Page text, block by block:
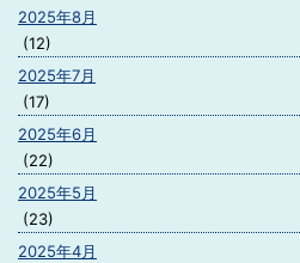
2025年8月
(12)
2025年7月
(17)
2025年6月
(22)
2025年5月
(23)
2025年4月